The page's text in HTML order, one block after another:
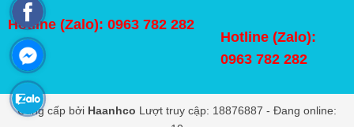
Hotline (Zalo): 0963 782 282
Hotline (Zalo):
0963 782 282
Cung cấp bởi Haanhco Lượt truy cập: 18876887 - Đang online: